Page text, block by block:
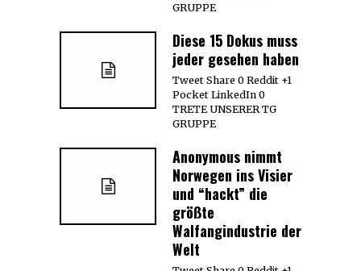
GRUPPE
Diese 15 Dokus muss
jeder gesehen haben
Tweet Share 0 Reddit +1
Pocket LinkedIn 0
TRETE UNSERER TG
GRUPPE
Anonymous nimmt
Norwegen ins Visier
und “hackt” die
größte
Walfangindustrie der
Welt